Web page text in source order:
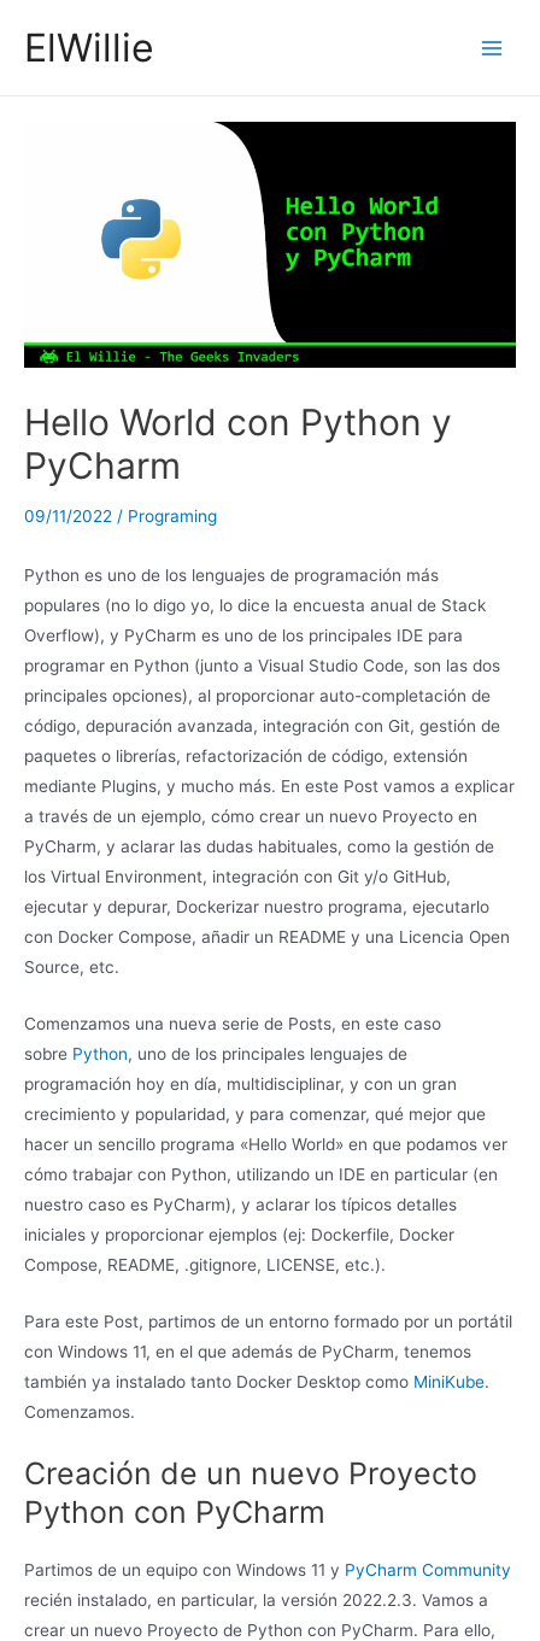
ElWillie
Hello World con Python y
PyCharm
09/11/2022 / Programing
Python es uno de los lenguajes de programación más
populares (no lo digo yo, lo dice la encuesta anual de Stack
Overflow), y PyCharm es uno de los principales IDE para
programar en Python (junto a Visual Studio Code, son las dos
principales opciones), al proporcionar auto-completación de
código, depuración avanzada, integración con Git, gestión de
paquetes o librerías, refactorización de código, extensión
mediante Plugins, y mucho más. En este Post vamos a explicar
a través de un ejemplo, cómo crear un nuevo Proyecto en
PyCharm, y aclarar las dudas habituales, como la gestión de
los Virtual Environment, integración con Git y/o GitHub,
ejecutar y depurar, Dockerizar nuestro programa, ejecutarlo
con Docker Compose, añadir un README y una Licencia Open
Source, etc.
Comenzamos una nueva serie de Posts, en este caso
sobre Python, uno de los principales lenguajes de
programación hoy en día, multidisciplinar, y con un gran
crecimiento y popularidad, y para comenzar, qué mejor que
hacer un sencillo programa «Hello World» en que podamos ver
cómo trabajar con Python, utilizando un IDE en particular (en
nuestro caso es PyCharm), y aclarar los típicos detalles
iniciales y proporcionar ejemplos (ej: Dockerfile, Docker
Compose, README, .gitignore, LICENSE, etc.).
Para este Post, partimos de un entorno formado por un portátil
con Windows 11, en el que además de PyCharm, tenemos
también ya instalado tanto Docker Desktop como MiniKube.
Comenzamos.
Creación de un nuevo Proyecto
Python con PyCharm
Partimos de un equipo con Windows 11 y PyCharm Community
recién instalado, en particular, la versión 2022.2.3. Vamos a
crear un nuevo Proyecto de Python con PyCharm. Para ello,